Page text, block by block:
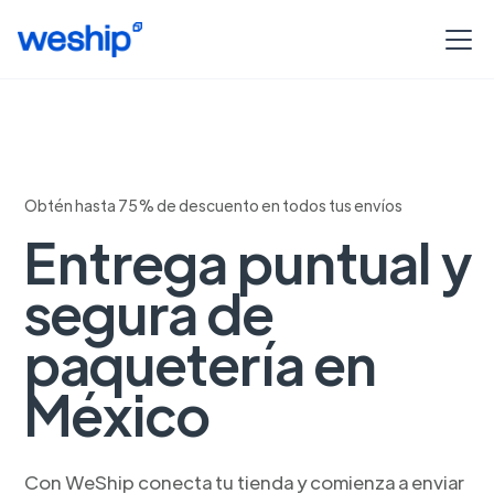
Obtén hasta 75% de descuento en todos tus envíos
Entrega puntual y
segura de
paquetería en
México
Con WeShip conecta tu tienda y comienza a enviar